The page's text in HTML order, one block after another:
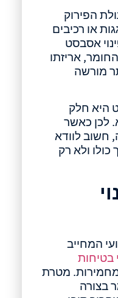
הפירוק
או רכיבים
אסבסט
אריזתו
מורשה
היא חלק
לכן כאשר
חשוב לוודא
ולא רק
המחייב
בטיחות
מחמירות. מטרת
בצורה